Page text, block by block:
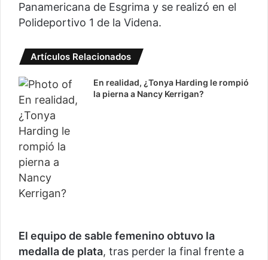
Panamericana de Esgrima y se realizó en el
Polideportivo 1 de la Videna.
Artículos Relacionados
En realidad, ¿Tonya Harding le rompió
la pierna a Nancy Kerrigan?
El equipo de sable femenino obtuvo la
medalla de plata, tras perder la final frente a